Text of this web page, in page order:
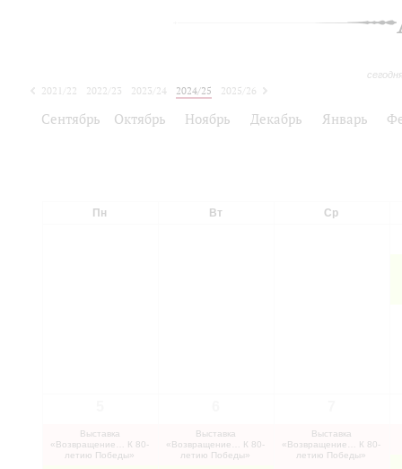
2021/22 2022/23 2023/24 2024/25
2025/26
Сентябрь Октябрь Ноябрь Декабрь Январь
Пн Вт Ср
Выставка
«Возвращение… К 80-
летию Победы»
Выставка
«Возвращение… К 80-
летию Победы»
Выставка
«Возвращение… К 80-
летию Победы»